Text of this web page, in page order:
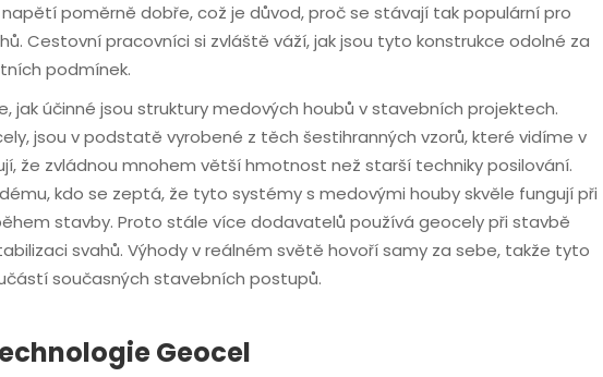
poměrně dobře, což je důvod, proč se stávají tak populární pro
Cestovní pracovníci si zvláště váží, jak jsou tyto konstrukce odolné za
podmínek.
jak účinné jsou struktury medových houbů v stavebních projektech.
jsou v podstatě vyrobené z těch šestihranných vzorů, které vidíme v
že zvládnou mnohem větší hmotnost než starší techniky posilování.
kdo se zeptá, že tyto systémy s medovými houby skvěle fungují při
stavby. Proto stále více dodavatelů používá geocely při stavbě
svahů. Výhody v reálném světě hovoří samy za sebe, takže tyto
současných stavebních postupů.
Geocel